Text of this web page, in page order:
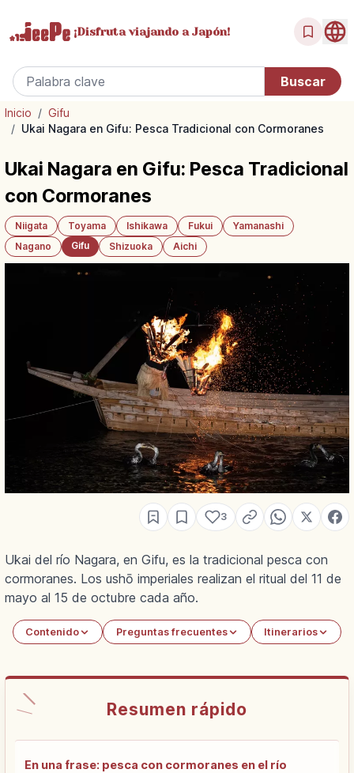
¡Disfrutaviajando a Japón!
Inicio / Gifu
/ Ukai Nagara en Gifu: Pesca Tradicional con Cormoranes
Ukai Nagara en Gifu: Pesca Tradicional
con Cormoranes
Niigata Toyama Ishikawa Fukui
Yamanashi
Nagano
Gifu Shizuoka Aichi
3
Ukai del río Nagara, en Gifu, es la tradicional pesca con
cormoranes. Los ushō imperiales realizan el ritual del 11 de
mayo al 15 de octubre cada año.
Contenido Preguntas frecuentes Itinerarios
Resumen rápido
En una frase: pesca con cormoranes en el río